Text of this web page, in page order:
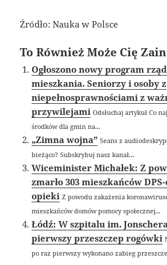
Źródło: Nauka w Polsce
To Również Może Cię
Ogłoszono nowy program
mieszkania. Seniorzy i osoby z
niepełnosprawnościami z
przywilejami Odsłuchaj artykuł Co
środków dla gmin na...
„Zimna wojna” Seans z
bieżąco? Subskrybuj nasz kanał...
Wiceminister Michałek: Z
zmarło 303 mieszkańców
opieki Z powodu zakażenia
mieszkańców domów pomocy społecznej...
Łódź: W szpitalu im.
pierwszy przeszczep rogówki
po raz pierwszy wykonano zabieg